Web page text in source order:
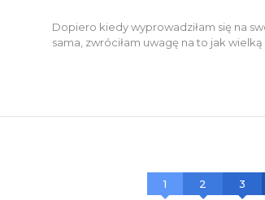
Dopiero kiedy wyprowadziłam się na
sama, zwróciłam uwagę na to jak
1
2
3